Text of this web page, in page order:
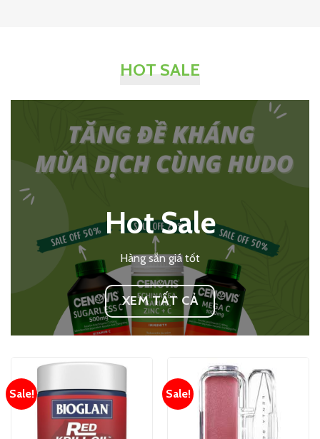
HOT SALE
Hot Sale
Hàng sẵn giá tốt
XEM TẤT CẢ
Sale! Sale!